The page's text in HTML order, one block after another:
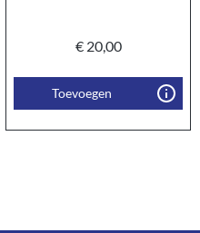
€20,00
Toevoegen